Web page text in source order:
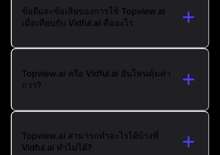
ข้อดีและข้อเสียของการใช้ Topview.ai
เมื่อเทียบกับ Vidful.ai คืออะไร
Topview.ai หรือ Vidful.ai อันไหนคุ้มค่า
กว่า?
Topview.ai สามารถทำอะไรได้บ้างที่
Vidful.ai ทำไม่ได้?